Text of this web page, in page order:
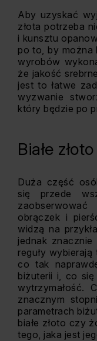
Aby uzyskać
złota potrzeba
i kunsztu
po to, by można
wyrobów
że jakość
jest to łatwe
wyzwanie
który będzie po
Białe
Duża część
się przede
obrączek i
widzą na
jednak
reguły
co tak
biżuterii i, co
wytrzymałość.
znacznym
parametrach
białe złoto czy
tego, jaka jest